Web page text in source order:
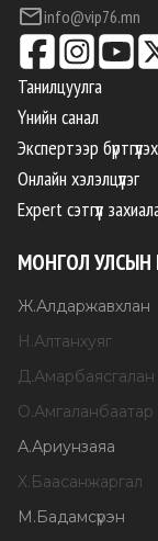
info@vip76.mn
Танилцуулга
Үнийн санал
Экспертээр бүртгүүлэх
Онлайн хэлэлцүүлэг
Expert сэтгүүл
МОНГОЛ УЛСЫН
Ж.Алдаржавхлан
Н.Алтанхуяг
Д.Амарбаясгалан
О.Амгаланбаатар
А.Ариунзаяа
Х.Баасанжаргал
М.Бадамсүрэн